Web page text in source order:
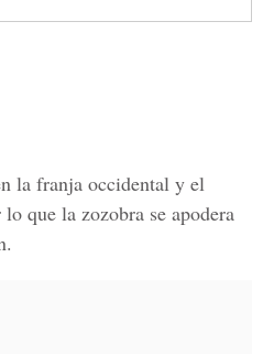
la franja occidental y el
que la zozobra se apodera